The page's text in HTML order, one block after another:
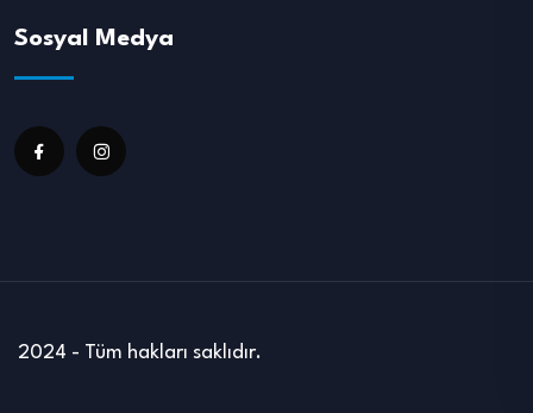
Sosyal Medya
2024 - Tüm hakları saklıdır.